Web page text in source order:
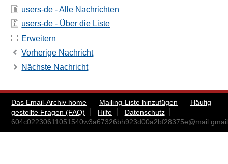
users-de - Alle Nachrichten
users-de - Über die Liste
Erweitern
Vorherige Nachricht
Nächste Nachricht
Das Email-Archiv home Mailing-Liste hinzufügen
Häufig
gestellte Fragen (FAQ)
Hilfe
Datenschutz